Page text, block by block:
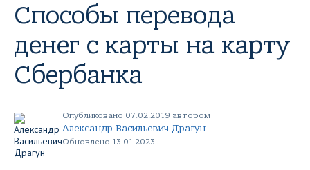
Способы перевода
денег с карты на карту
Сбербанка
Опубликовано 07.02.2019 автором
Александр Васильевич Драгун
Обновлено 13.01.2023